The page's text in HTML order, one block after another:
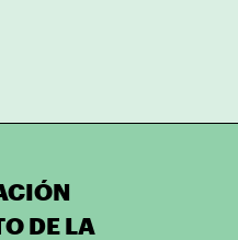
DE LA